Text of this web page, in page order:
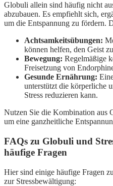
Globuli allein sind häufig nicht
abzubauen. Es empfiehlt sich,
um die Entspannung zu fördern.
Achtsamkeitsübungen:
können helfen, den Geist
Bewegung: Regelmäßige
Freisetzung von
Gesunde Ernährung:
unterstützt die körperliche
Stress reduzieren kann.
Nutzen Sie die Kombination aus
um eine ganzheitliche
FAQs zu Globuli und
häufige Fragen
Hier sind einige häufige Fragen
zur Stressbewältigung: